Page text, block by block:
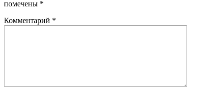
помечены *
Комментарий *